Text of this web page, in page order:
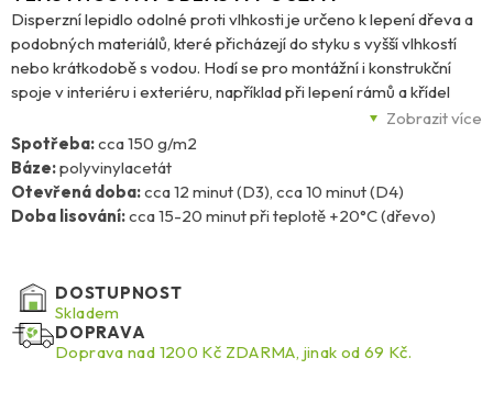
Zobrazit více
Disperzní lepidlo odolné proti vlhkosti je určeno k lepení dřeva a
podobných materiálů, které přicházejí do styku s vyšší vlhkostí
nebo krátkodobě s vodou. Hodí se pro montážní i konstrukční
spoje v interiéru i exteriéru, například při lepení rámů a křídel
oken, dveří, schodišť, nábytku nebo velkých ploch. Vytvrzený
spoj je průhledný, pružný, stálý vůči stárnutí a teplotě (Watt 91 > 7
N/mm²) a odolává vodě podle normy DIN EN 204/D3. Přidáním
Ponalu tužidla D4 lze dočasně dosáhnout vyšší odolnosti proti
vodě dle DIN EN 204/D4.
Spotřeba:cca 150 g/m2
Báze:polyvinylacetát
Otevřená doba:cca 12 minut (D3), cca 10 minut (D4)
Doba lisování:cca 15-20 minut při teplotě +20°C (dřevo)
DOSTUPNOST
Skladem
DOPRAVA
Doprava nad 1200 Kč ZDARMA, jinak od 69 Kč.